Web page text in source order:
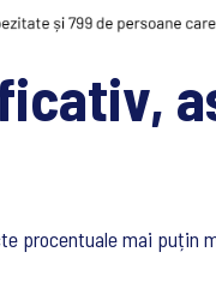
procentuale mai puțin